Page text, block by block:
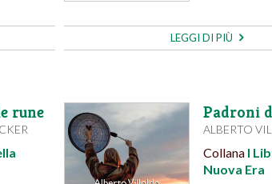
LEGGI DI PIÙ
rune Padroni
ALBERTO
Collana I
Nuova Era